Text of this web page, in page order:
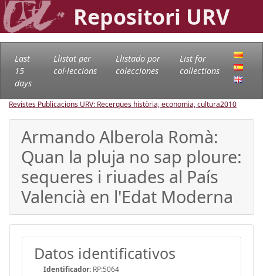
Repositori URV
Last
15
days
Llistat per
col·leccions
Llistado por
colecciones
List for
collections
Revistes Publicacions URV: Recerques història, economia, cultura2010
Armando Alberola Romà:
Quan la pluja no sap ploure:
sequeres i riuades al País
Valencià en l'Edat Moderna
Datos identificativos
Identificador: RP:5064